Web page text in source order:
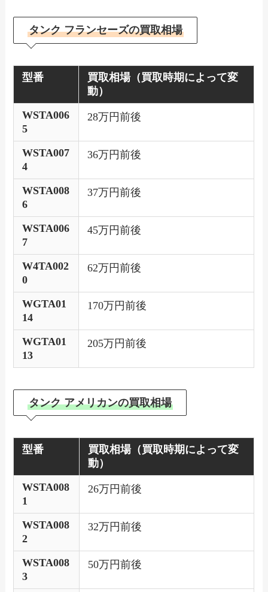
タンク フランセーズの買取相場
型番
買取相場（買取時期によって変
動）
WSTA006
5
28万円前後
WSTA007
4
36万円前後
WSTA008
6
37万円前後
WSTA006
7
45万円前後
W4TA002
0
62万円前後
WGTA01
14
170万円前後
WGTA01
13
205万円前後
タンク アメリカンの買取相場
型番
買取相場（買取時期によって変
動）
WSTA008
1
26万円前後
WSTA008
2
32万円前後
WSTA008
3
50万円前後